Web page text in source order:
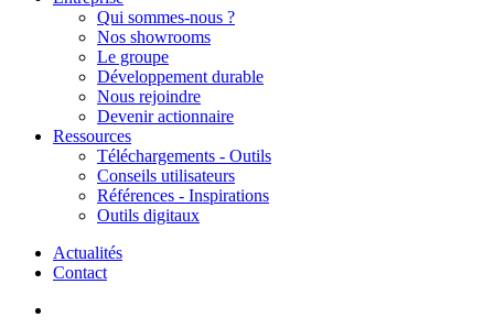
Qui sommes-nous ?
Nos showrooms
Le groupe
Développement durable
Nous rejoindre
Devenir actionnaire
Ressources
Téléchargements - Outils
Conseils utilisateurs
Références - Inspirations
Outils digitaux
Actualités
Contact